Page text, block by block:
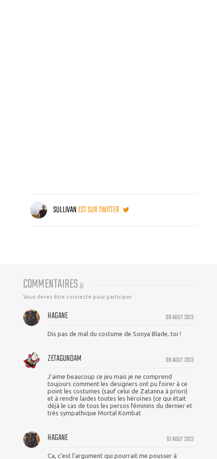
SULLIVANEST SUR TWITTER
COMMENTAIRES (5)
Vous devez être connecté pour participer
08 AOUT 2013
HAGANE
Dis pas de mal du costume de Sonya Blade, toi !
08 AOUT 2013
ZETAGUNDAM
J'aime beaucoup ce jeu mais je ne comprend
toujours comment les designers ont pu foirer à ce
point les costumes (sauf celui de Zatanna à priori)
et à rendre laides toutes les héroïnes (ce qui était
déjà le cas de tous les persos féminins du dernier et
très sympathique Mortal Kombat
07 AOUT 2013
HAGANE
Ca, c'est l'argument qui pourrait me pousser à